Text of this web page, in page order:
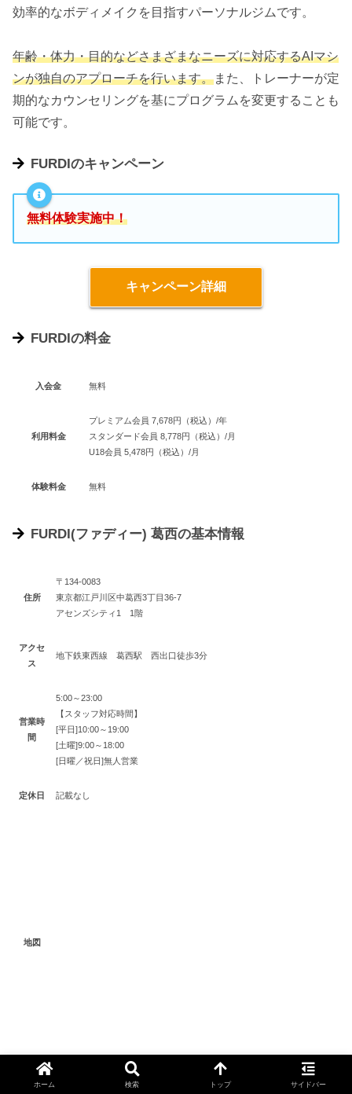
効率的なボディメイクを目指すパーソナルジムです。
年齢・体力・目的などさまざまなニーズに対応するAIマシ
ンが独自のアプローチを行います。また、トレーナーが定
期的なカウンセリングを基にプログラムを変更することも
可能です。
FURDIのキャンペーン
無料体験実施中！
キャンペーン詳細
FURDIの料金
入会金 無料
利用料金
プレミアム会員 7,678円（税込）/年
スタンダード会員 8,778円（税込）/月
U18会員 5,478円（税込）/月
体験料金 無料
FURDI(ファディー) 葛西の基本情報
住所
〒134-0083
東京都江戸川区中葛西3丁目36-7
アセンズシティ1 1階
アクセ
ス
地下鉄東西線 葛西駅 西出口徒歩3分
営業時
間
5:00～23:00
【スタッフ対応時間】
[平日]10:00～19:00
[土曜]9:00～18:00
[日曜／祝日]無人営業
定休日 記載なし
地図
ホーム 検索 トップ サイドバー